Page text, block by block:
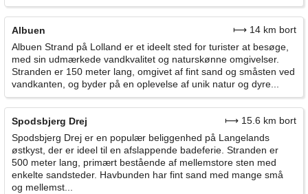
Albuen
⟼ 14 km bort
Albuen Strand på Lolland er et ideelt sted for turister at besøge,
med sin udmærkede vandkvalitet og naturskønne omgivelser.
Stranden er 150 meter lang, omgivet af fint sand og småsten ved
vandkanten, og byder på en oplevelse af unik natur og dyre...
Spodsbjerg Drej
⟼ 15.6 km bort
Spodsbjerg Drej er en populær beliggenhed på Langelands
østkyst, der er ideel til en afslappende badeferie. Stranden er
500 meter lang, primært bestående af mellemstore sten med
enkelte sandsteder. Havbunden har fint sand med mange små
og mellemst...